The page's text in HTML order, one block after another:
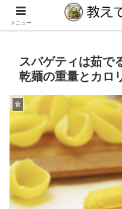
生活の教えて！知
スパゲティは茹で
乾麺の重量とカロ
食
メニュー